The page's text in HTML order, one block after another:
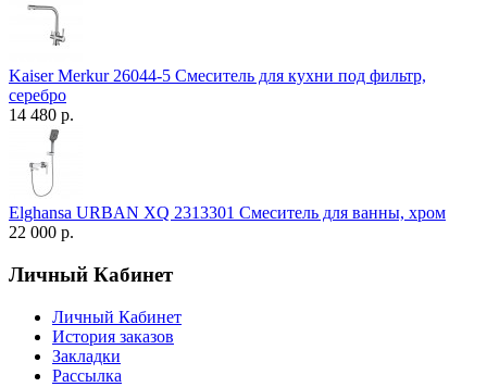
Kaiser Merkur 26044-5 Смеситель для кухни под фильтр,
серебро
14 480 р.
Elghansa URBAN XQ 2313301 Смеситель для ванны, хром
22 000 р.
Личный Кабинет
Личный Кабинет
История заказов
Закладки
Рассылка